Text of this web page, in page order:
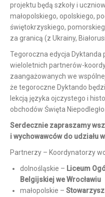
projektu będą szkoły i
małopolskiego, opolskiego,
świętokrzyskiego,
za granicą (z Ukrainy,
Tegoroczna edycja
wieloletnich partnerów-
zaangażowanych we
że tegoroczne Dyktando
lekcją języka ojczystego i
obchodów Święta
Serdecznie zapraszamy
i wychowawców do udziału
Partnerzy – Koordynatorzy
dolnośląskie – Liceum
Belgijskiej we Wrocławiu
małopolskie –